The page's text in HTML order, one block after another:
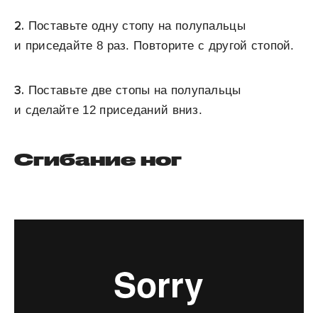
2. Поставьте одну стопу на полупальцы
и приседайте 8 раз. Повторите с другой стопой.
3. Поставьте две стопы на полупальцы
и сделайте 12 приседаний вниз.
Сгибание ног